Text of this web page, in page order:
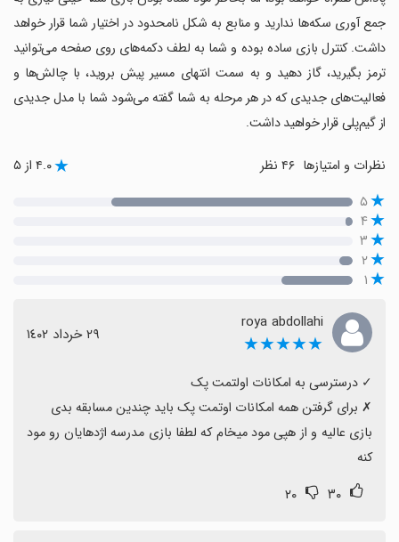
جمع آوری سکه‌ها ندارید و منابع به شکل نامحدود در اختیار شما قرار خواهد
داشت. کنترل بازی ساده بوده و شما به لطف دکمه‌های روی صفحه می‌توانید
ترمز بگیرید، گاز دهید و به سمت انتهای مسیر پیش بروید، با چالش‌ها و
فعالیت‌های جدیدی که در هر مرحله به شما گفته می‌شود شما با مدل جدیدی
از گیم‌پلی قرار خواهید داشت.
نظرات و امتیازها ۴.۰ از ۵
۵
۴
۳
۲
۱
roya abdollahi
★★★★★ ٢٩ خرداد ١٤٠٢
کنه
۳۰ ۲۰